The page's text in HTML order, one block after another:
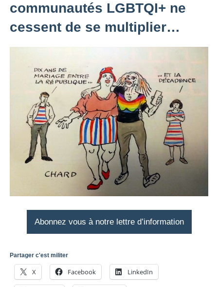
communautés LGBTQI+ ne
cessent de se multiplier…
Abonnez vous à notre lettre d’information
Partager c'est militer
X Facebook LinkedIn